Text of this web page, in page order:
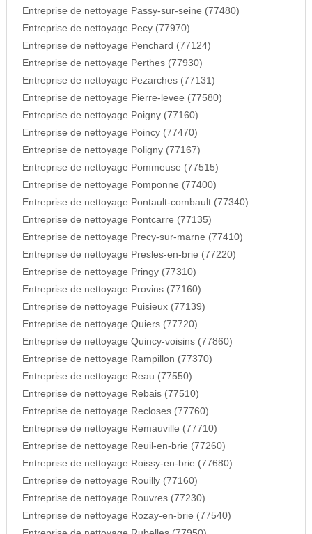
Entreprise de nettoyage Passy-sur-seine (77480)
Entreprise de nettoyage Pecy (77970)
Entreprise de nettoyage Penchard (77124)
Entreprise de nettoyage Perthes (77930)
Entreprise de nettoyage Pezarches (77131)
Entreprise de nettoyage Pierre-levee (77580)
Entreprise de nettoyage Poigny (77160)
Entreprise de nettoyage Poincy (77470)
Entreprise de nettoyage Poligny (77167)
Entreprise de nettoyage Pommeuse (77515)
Entreprise de nettoyage Pomponne (77400)
Entreprise de nettoyage Pontault-combault (77340)
Entreprise de nettoyage Pontcarre (77135)
Entreprise de nettoyage Precy-sur-marne (77410)
Entreprise de nettoyage Presles-en-brie (77220)
Entreprise de nettoyage Pringy (77310)
Entreprise de nettoyage Provins (77160)
Entreprise de nettoyage Puisieux (77139)
Entreprise de nettoyage Quiers (77720)
Entreprise de nettoyage Quincy-voisins (77860)
Entreprise de nettoyage Rampillon (77370)
Entreprise de nettoyage Reau (77550)
Entreprise de nettoyage Rebais (77510)
Entreprise de nettoyage Recloses (77760)
Entreprise de nettoyage Remauville (77710)
Entreprise de nettoyage Reuil-en-brie (77260)
Entreprise de nettoyage Roissy-en-brie (77680)
Entreprise de nettoyage Rouilly (77160)
Entreprise de nettoyage Rouvres (77230)
Entreprise de nettoyage Rozay-en-brie (77540)